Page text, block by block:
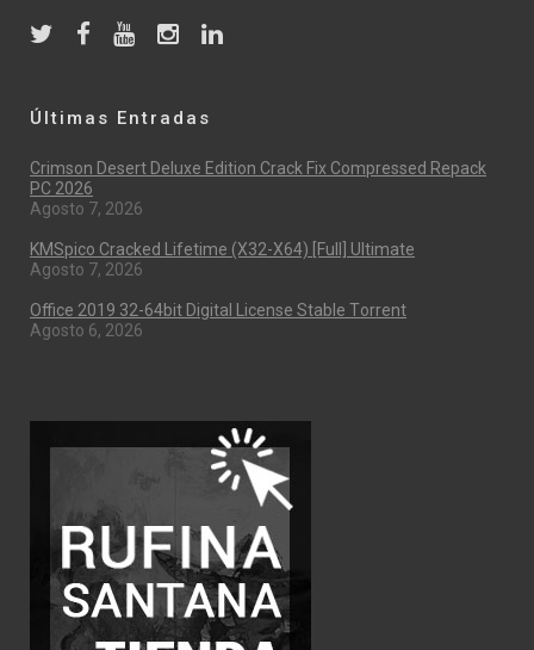
Últimas Entradas
Crimson Desert Deluxe Edition Crack Fix Compressed Repack
PC 2026
Agosto 7, 2026
KMSpico Cracked Lifetime (x32-X64) [Full] Ultimate
Agosto 7, 2026
Office 2019 32-64bit Digital License Stable Tоrrеnt
Agosto 6, 2026